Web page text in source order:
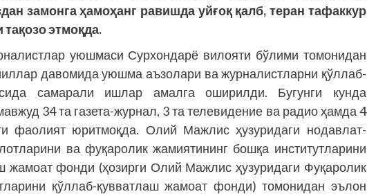
замонга ҳамоҳанг равишда уйғоқ қалб, теран тафаккур
этмоқда.
уюшмаси Сурхондарё вилояти бўлими томонидан
давомида уюшма аъзолари ва журналистларни қўллаб-
самарали ишлар амалга оширилди. Бугунги кунда
34 та газета-журнал, 3 та телевидение ва радио ҳамда 4
фаолият юритмоқда. Олий Мажлис ҳузуридаги нодавлат-
ва фуқаролик жамиятининг бошқа институтларини
жамоат фонди (ҳозирги Олий Мажлис ҳузуридаги Фуқаролик
қўллаб-қувватлаш жамоат фонди) томонидан эълон